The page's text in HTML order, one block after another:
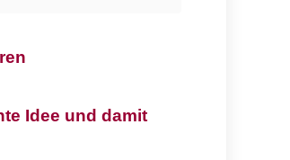
Idee und damit